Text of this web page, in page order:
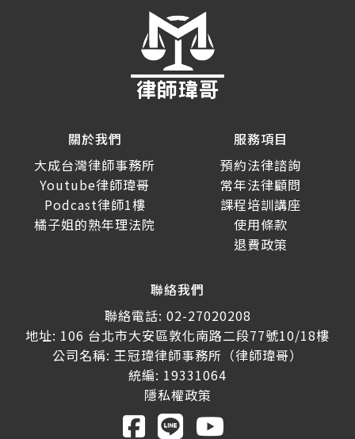
關於我們
大成台灣律師事務所
Youtube律師瑋哥
Podcast律師1樓
橘子姐的熟年理法院
服務項目
預約法律諮詢
常年法律顧問
課程培訓講座
使用條款
退費政策
聯絡我們
聯絡電話: 02-27020208
地址: 106 台北市大安區敦化南路二段77號10/18樓
公司名稱: 王冠瑋律師事務所（律師瑋哥）
統編: 19331064
隱私權政策